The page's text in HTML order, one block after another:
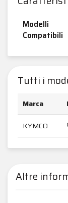
Modelli
Compatibili
Tutti i
Marca
KYMCO
Altre